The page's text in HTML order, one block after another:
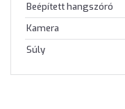
Beépített hangszóró
Kamera
Súly